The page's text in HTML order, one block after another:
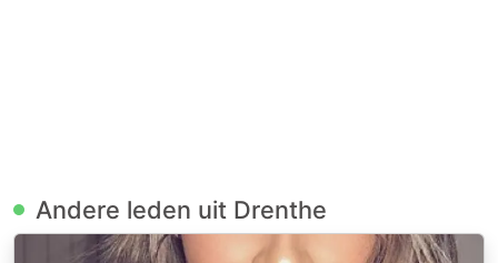
Andere leden uit Drenthe